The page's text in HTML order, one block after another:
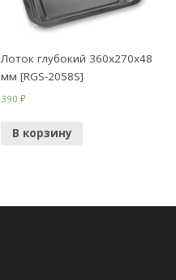
Лоток глубокий 360х270х48
мм [RGS-2058S]
390₽
В корзину